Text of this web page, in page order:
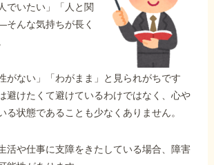
困難でもOK
面で申請できる
礎知識
でいたい」「人と関
んな気持ちが長く
がない」「わがまま」と見られがちです
避けたくて避けているわけではなく、心や
る状態であることも少なくありません。
活や仕事に支障をきたしている場合、障害